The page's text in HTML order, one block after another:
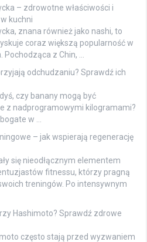
– zdrowotne właściwości i
kuchni
znana również jako nashi, to
coraz większą popularność w
Pochodząca z Chin, …
odchudzaniu? Sprawdź ich
czy banany mogą być
z nadprogramowymi kilogramami?
w …
– jak wspierają regenerację
się nieodłącznym elementem
fitnessu, którzy pragną
treningów. Po intensywnym
Hashimoto? Sprawdź zdrowe
często stają przed wyzwaniem